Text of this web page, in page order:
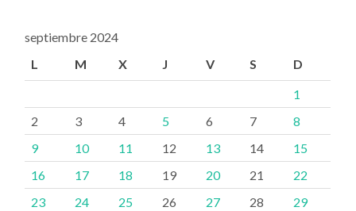
septiembre 2024
L
M X J V S D
1
2
3 4 5 6 7
8
9
10 11 12 13 14
15
16
17 18 19 20 21
22
23
24 25 26 27 28
29